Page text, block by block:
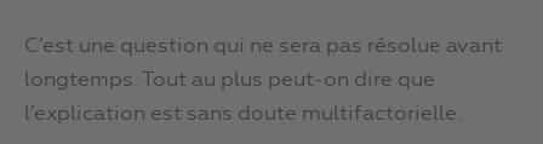
C’est une question qui ne sera pas résolue avant
longtemps. Tout au plus peut-on dire que
l’explication est sans doute multifactorielle.